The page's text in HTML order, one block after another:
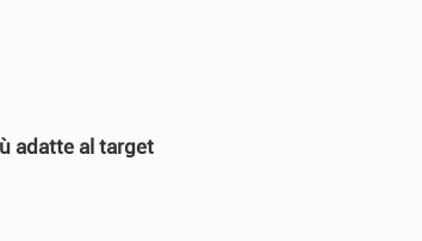
adatte al target